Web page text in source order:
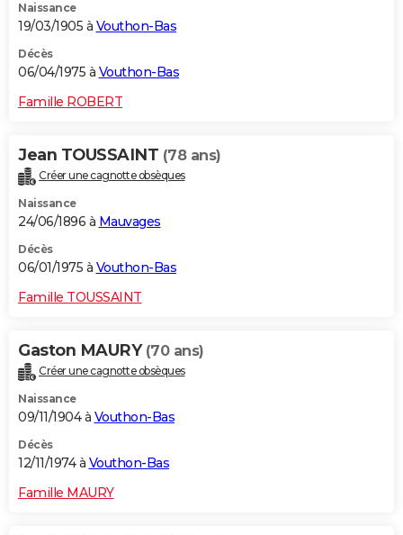
Naissance
19/03/1905 à Vouthon-Bas
Décès
06/04/1975 à Vouthon-Bas
Famille ROBERT
Jean TOUSSAINT (78 ans)
Créer une cagnotte obsèques
Naissance
24/06/1896 à Mauvages
Décès
06/01/1975 à Vouthon-Bas
Famille TOUSSAINT
Gaston MAURY (70 ans)
Créer une cagnotte obsèques
Naissance
09/11/1904 à Vouthon-Bas
Décès
12/11/1974 à Vouthon-Bas
Famille MAURY